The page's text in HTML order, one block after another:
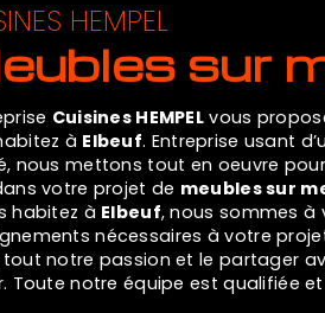
HEMPEL
meubles sur
Cuisines HEMPEL vous
à Elbeuf. Entreprise usant
nous mettons tout en oeuvre
votre projet de meubles sur
habitez à Elbeuf, nous sommes à
nécessaires à votre
notre passion et le partager
Toute notre équipe est qualifiée